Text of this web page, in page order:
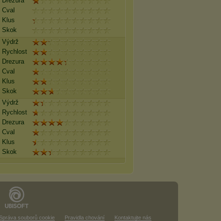
Cval
Klus
Skok
Výdrž
Rychlost
Drezura
Cval
Klus
Skok
Výdrž
Rychlost
Drezura
Cval
Klus
Skok
Správa souborů cookie Pravidla chování Kontaktujte nás